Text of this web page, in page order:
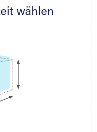
besprechen alles
wählen